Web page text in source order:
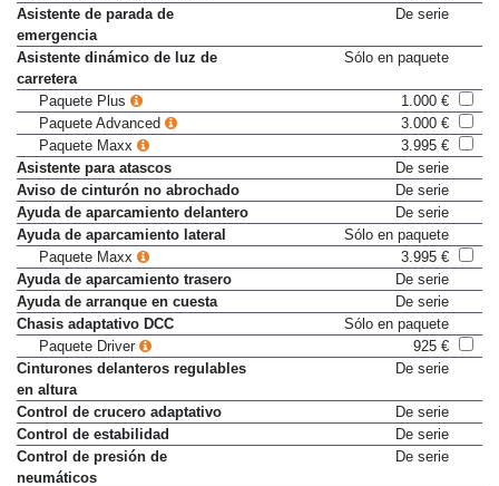
Asistente de luz de carretera
De serie
Asistente de parada de
emergencia
Asistente dinámico de luz de
carretera
Paquete Plus
1.000 €
Paquete Advanced
3.000 €
Paquete Maxx
3.995 €
Asistente para atascos
De serie
Aviso de cinturón no abrochado
De serie
Ayuda de aparcamiento delantero
De serie
Ayuda de aparcamiento lateral
Sólo en paquete
Paquete Maxx
3.995 €
Ayuda de aparcamiento trasero
De serie
Ayuda de arranque en cuesta
De serie
Chasis adaptativo DCC
Sólo en paquete
Paquete Driver
925 €
Cinturones delanteros regulables
en altura
Control de crucero adaptativo
De serie
Control de estabilidad
De serie
Control de presión de